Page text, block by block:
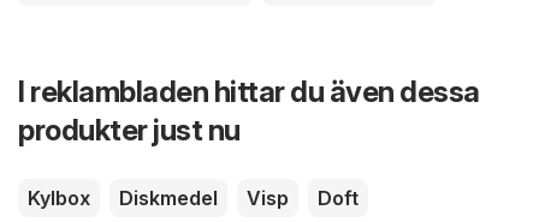
I reklambladen hittar du även dessa
produkter just nu
Kylbox Diskmedel Visp Doft